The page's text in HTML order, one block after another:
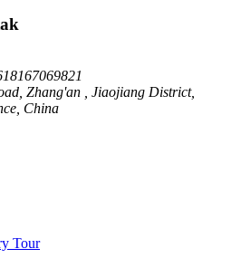
Zhang'an , Jiaojiang District,
China
Tour